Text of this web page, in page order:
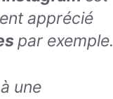
apprécié
par exemple.
une